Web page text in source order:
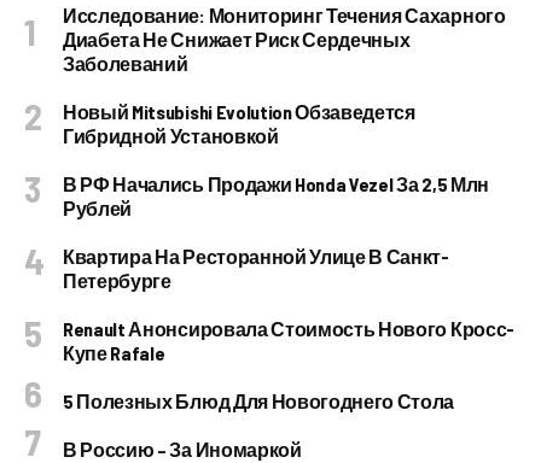
Исследование: Мониторинг Течения Сахарного
Диабета Не Снижает Риск Сердечных
Заболеваний
Новый Mitsubishi Evolution Обзаведется
Гибридной Установкой
В РФ Начались Продажи Honda Vezel За 2,5 Млн
Рублей
Квартира На Ресторанной Улице В Санкт-
Петербурге
Renault Анонсировала Стоимость Нового Кросс-
Купе Rafale
5 Полезных Блюд Для Новогоднего Стола
В Россию – За Иномаркой